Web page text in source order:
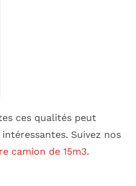
ces qualités peut
Suivez nos
camion de 15m3.